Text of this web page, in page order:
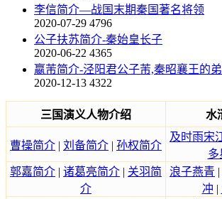
李信简介—战国末期秦国著名将领
2020-07-29 4796
公子扶苏简介-秦始皇长子
2020-06-22 4365
嬴芾简介-泾阳君公子芾,秦昭襄王的
2020-12-13 4322
三国演义人物介绍 水
曹操简介 | 刘备简介 | 孙权简介
及时雨宋
多
郭嘉简介 | 诸葛亮简介 | 关羽简
介
浪子燕青 |
冲 |